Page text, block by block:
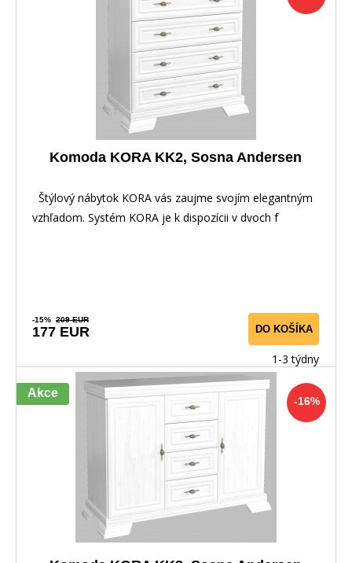
Komoda KORA KK2, Sosna Andersen
Štýlový nábytok KORA vás zaujme svojím elegantným
vzhľadom. Systém KORA je k dispozícii v dvoch f
-15% 209 EUR
177 EUR DO KOŠÍKA
1-3 týdny
-16%
Akce